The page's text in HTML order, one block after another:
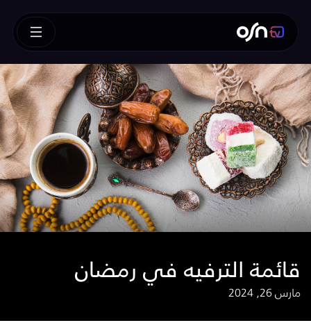
قائمة الترفيه في رمضان
مارس 26, 2024